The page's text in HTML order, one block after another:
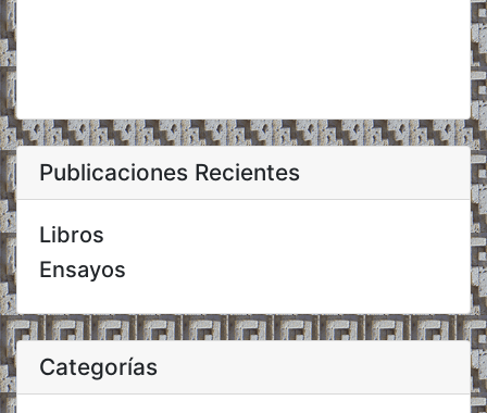
Publicaciones Recientes
Libros
Ensayos
Categorías